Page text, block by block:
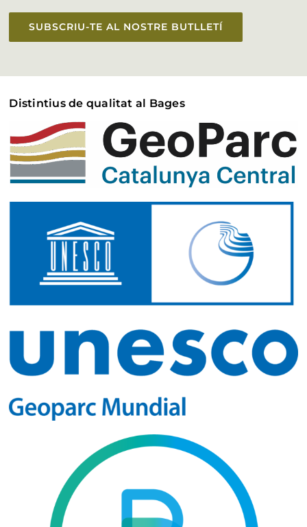
SUBSCRIU-TE AL NOSTRE BUTLLETÍ
Distintius de qualitat al Bages